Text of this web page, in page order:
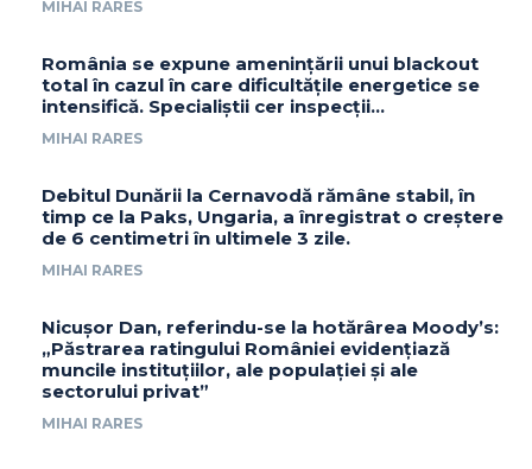
MIHAI RARES
România se expune amenințării unui blackout
total în cazul în care dificultățile energetice se
intensifică. Specialiștii cer inspecții…
MIHAI RARES
Debitul Dunării la Cernavodă rămâne stabil, în
timp ce la Paks, Ungaria, a înregistrat o creștere
de 6 centimetri în ultimele 3 zile.
MIHAI RARES
Nicușor Dan, referindu-se la hotărârea Moody’s:
„Păstrarea ratingului României evidențiază
muncile instituțiilor, ale populației și ale
sectorului privat”
MIHAI RARES